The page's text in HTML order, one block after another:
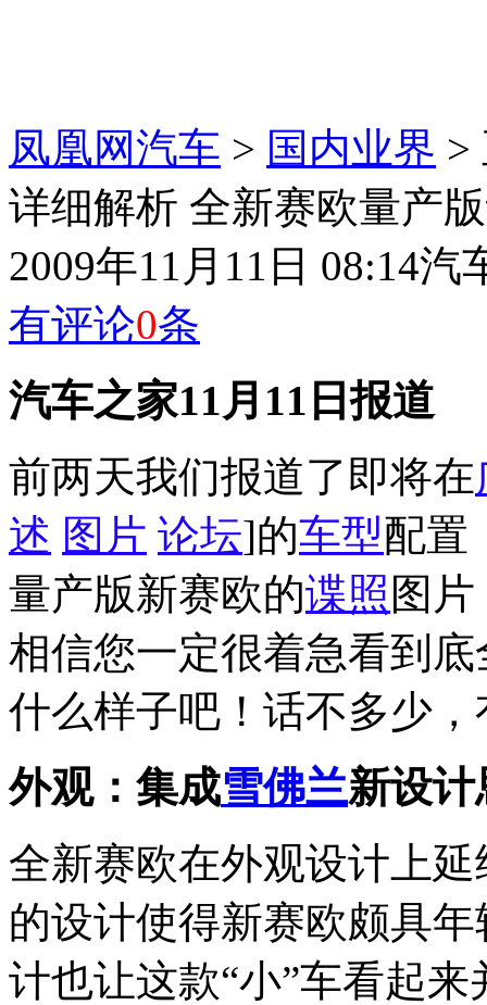
凤凰网汽车 > 国内业界 >
详细解析 全新赛欧量产
2009年11月11日 08:14汽
有评论0条
汽车之家11月11日报道
前两天我们报道了即将在
述 图片 论坛]的车型配置
量产版新赛欧的谍照 图
相信您一定很着急看到
什么样子吧！话不多少
外观：集成雪佛兰新设计
全新赛欧在外观设计上
的设计使得新赛欧颇具
计也让这款“小”车看起来